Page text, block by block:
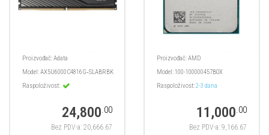
Proizvođač:Adata
Model:AX5U6000C4816G‑SLABRBK
Raspoloživost:
24,800.00
Bez PDV-a: 20,666.67
Proizvođač:AMD
Model:100-100000457BOX
Raspoloživost:2-3 dana
11,000.00
Bez PDV-a: 9,166.67